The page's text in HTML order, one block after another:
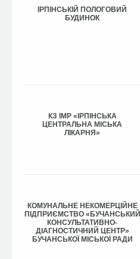
ІРПІНСЬКІЙ ПОЛОГОВИЙ
БУДИНОК
КЗ ІМР «ІРПІНСЬКА
ЦЕНТРАЛЬНА МІСЬКА
ЛІКАРНЯ»
КОМУНАЛЬНЕ НЕКОМЕРЦІЙНЕ
ПІДПРИЄМСТВО «БУЧАНСЬКИЙ
КОНСУЛЬТАТИВНО-
ДІАГНОСТИЧНИЙ ЦЕНТР»
БУЧАНСЬКОЇ МІСЬКОЇ РАДИ